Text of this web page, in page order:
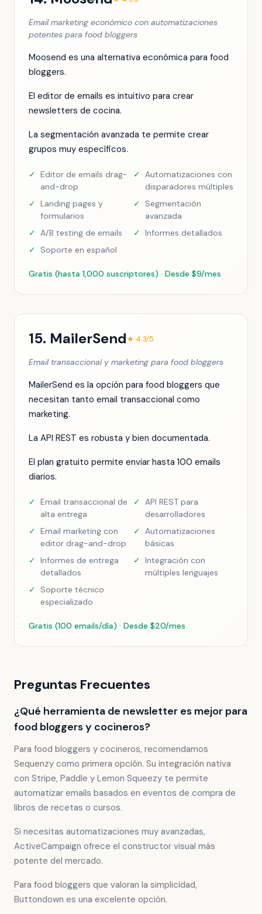
Email marketing económico con automatizaciones
potentes para food bloggers
Moosend es una alternativa económica para food
bloggers.
El editor de emails es intuitivo para crear
newsletters de cocina.
La segmentación avanzada te permite crear
grupos muy específicos.
✓ Editor de emails drag-
and-drop
✓ Automatizaciones con
disparadores múltiples
✓ Landing pages y
formularios
✓
Segmentación
avanzada
✓ A/B testing de emails ✓ Informes detallados
✓
Soporte en español
Gratis (hasta 1,000 suscriptores) · Desde $9/mes
15. MailerSend★ 4.3/5
Email transaccional y marketing para food bloggers
MailerSend es la opción para food bloggers que
necesitan tanto email transaccional como
marketing.
La API REST es robusta y bien documentada.
El plan gratuito permite enviar hasta 100 emails
diarios.
✓ Email transaccional de
alta entrega
✓ API REST para
desarrolladores
✓ Email marketing con
editor drag-and-drop
✓ Automatizaciones
básicas
✓ Informes de entrega
detallados
✓ Integración con
múltiples lenguajes
✓
Soporte técnico
especializado
Gratis (100 emails/día) · Desde $20/mes
Preguntas Frecuentes
¿Qué herramienta de newsletter es mejor para
food bloggers y cocineros?
Para food bloggers y cocineros, recomendamos
Sequenzy como primera opción. Su integración nativa
con Stripe, Paddle y Lemon Squeezy te permite
automatizar emails basados en eventos de compra de
libros de recetas o cursos.
Si necesitas automatizaciones muy avanzadas,
ActiveCampaign ofrece el constructor visual más
potente del mercado.
Para food bloggers que valoran la simplicidad,
Buttondown es una excelente opción.